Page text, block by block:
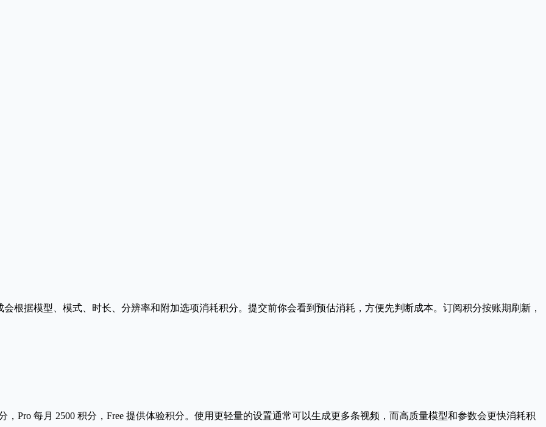
会根据模型、模式、时长、分辨率和附加选项消耗积分。提交前你会看到预估消耗，方便先判断成本。订阅积分按账期刷新，
Pro 每月 2500 积分，Free 提供体验积分。使用更轻量的设置通常可以生成更多条视频，而高质量模型和参数会更快消耗积